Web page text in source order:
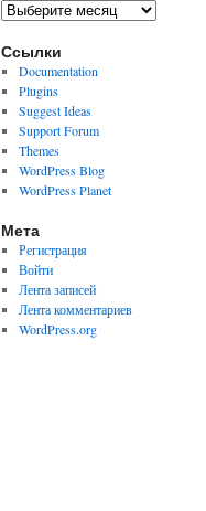
Архивы
Ссылки
Documentation
Plugins
Suggest Ideas
Support Forum
Themes
WordPress Blog
WordPress Planet
Мета
Регистрация
Войти
Лента записей
Лента комментариев
WordPress.org